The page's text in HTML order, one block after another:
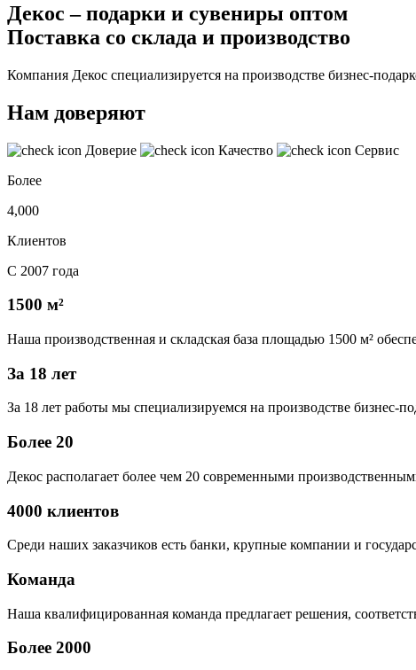
Декос – подарки и сувениры оптом
Поставка со склада и производство
Компания Декос специализируется на производстве бизнес-
Нам доверяют
Доверие Качество
Сервис
Более
4,000
Клиентов
С 2007 года
1500 м²
Наша производственная и складская база площадью 1500 м²
За 18 лет
За 18 лет работы мы специализируемся на производстве бизнес-
Более 20
Декос располагает более чем 20 современными
4000 клиентов
Среди наших заказчиков есть банки, крупные компании и
Команда
Наша квалифицированная команда предлагает решения,
Более 2000